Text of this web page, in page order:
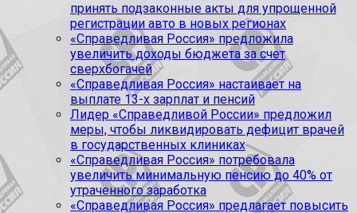
принять подзаконные акты для упрощенной
регистрации авто в новых регионах
«Справедливая Россия» предложила
увеличить доходы бюджета за счет
сверхбогачей
«Справедливая Россия» настаивает на
выплате 13-х зарплат и пенсий
Лидер «Справедливой России» предложил
меры, чтобы ликвидировать дефицит врачей
в государственных клиниках
«Справедливая Россия» потребовала
увеличить минимальную пенсию до 40% от
утраченного заработка
«Справедливая Россия» предлагает повысить